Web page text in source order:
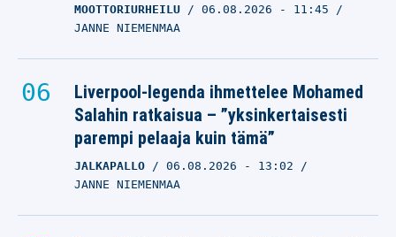
MOOTTORIURHEILU 06.08.2026 - 11:45
JANNE NIEMENMAA
Liverpool-legenda ihmettelee Mohamed
Salahin ratkaisua – ”yksinkertaisesti
parempi pelaaja kuin tämä”
JALKAPALLO 06.08.2026 - 13:02
JANNE NIEMENMAA